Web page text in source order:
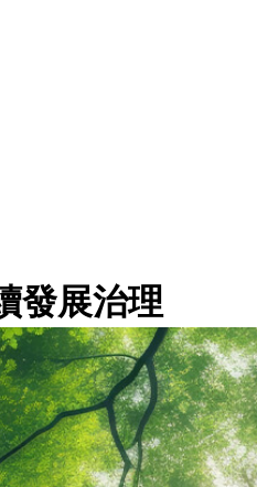
發展治理